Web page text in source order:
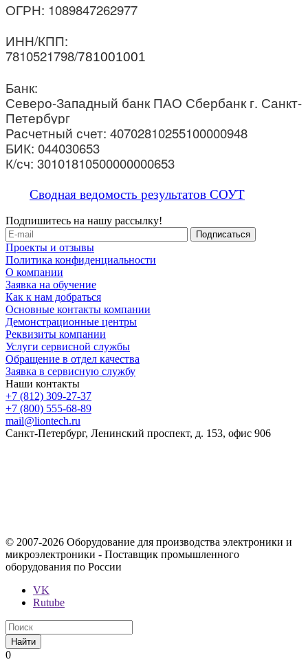
ОГРН: 1089847262977
ИНН/КПП:
7810521798/781001001
Банк:
Северо-Западный банк ПАО Сбербанк г. Санкт-
Петербург
Расчетный счет: 40702810255100000948
БИК: 044030653
К/сч: 30101810500000000653
Сводная ведомость результатов СОУТ
Подпишитесь на нашу рассылку!
Проекты и отзывы
Политика конфиденциальности
О компании
Заявка на обучение
Как к нам добраться
Основные контакты компании
Демонстрационные центры
Реквизиты компании
Услуги сервисной службы
Обращение в отдел качества
Заявка в сервисную службу
Наши контакты
+7 (812) 309-27-37
+7 (800) 555-68-89
mail@liontech.ru
Санкт-Петербург, Ленинский проспект, д. 153, офис 906
© 2007-2026 Оборудование для производства электроники и
микроэлектроники - Поставщик промышленного
оборудования по России
VK
Rutube
Найти
0